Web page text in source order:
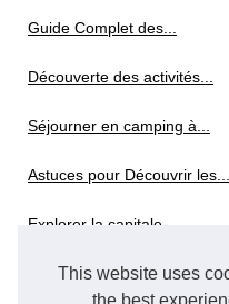
This website uses
Guide Complet des...
Découverte des activités...
Séjourner en camping à...
Astuces pour Découvrir les...
Explorer la capitale...
Achetez votre pass visite